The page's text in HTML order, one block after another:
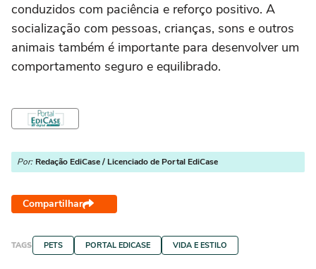
conduzidos com paciência e reforço positivo. A
socialização com pessoas, crianças, sons e outros
animais também é importante para desenvolver um
comportamento seguro e equilibrado.
Por: Redação EdiCase / Licenciado de Portal EdiCase
Compartilhar
TAGS PETS PORTAL EDICASE VIDA E ESTILO